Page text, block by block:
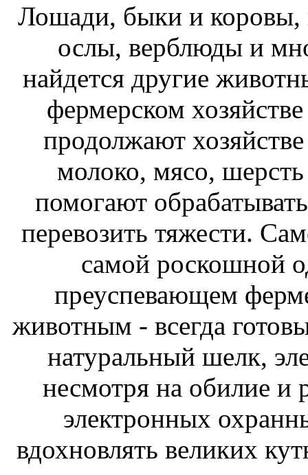
Лошади, быки и
ослы, верблюды и
найдется другие
фермерском хозяйстве
продолжают
молоко, мясо,
помогают
перевозить тяжести.
самой роскошной
преуспевающем
животным - всегда
натуральный шелк,
несмотря на обилие и
электронных
вдохновлять великих